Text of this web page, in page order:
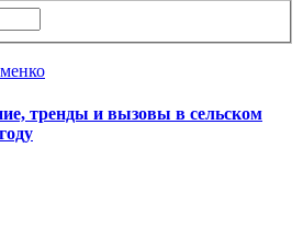
тренды и вызовы в сельском